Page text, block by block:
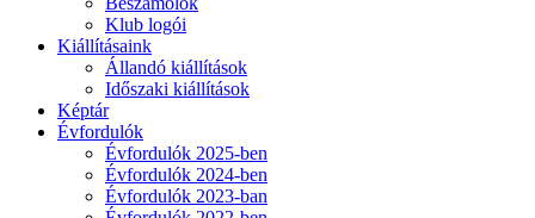
Klub logói
Kiállításaink
Állandó kiállítások
Időszaki kiállítások
Képtár
Évfordulók
Évfordulók 2025-ben
Évfordulók 2024-ben
Évfordulók 2023-ban